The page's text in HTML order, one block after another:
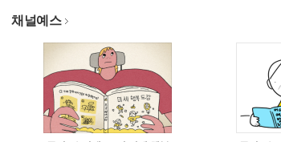
채널예스